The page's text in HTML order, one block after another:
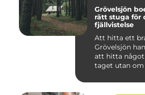
Grövelsjön
rätt stuga för
fjällvistelse
Att hitta ett
Grövelsjön
att hitta
taget utan